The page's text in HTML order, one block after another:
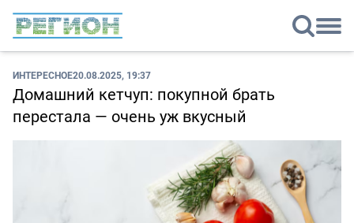
ИНТЕРЕСНОЕ20.08.2025, 19:37
Домашний кетчуп: покупной брать
перестала — очень уж вкусный